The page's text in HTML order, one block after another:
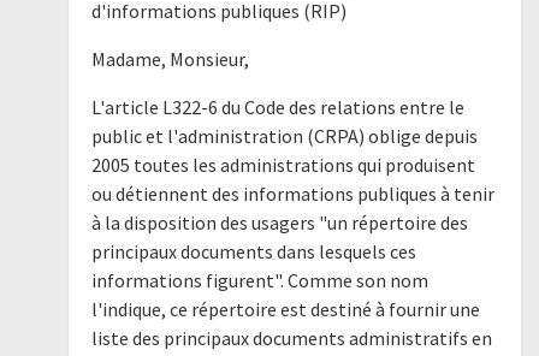
d'informations publiques (RIP)
Madame, Monsieur,
L'article L322-6 du Code des relations entre le
public et l'administration (CRPA) oblige depuis
2005 toutes les administrations qui produisent
ou détiennent des informations publiques à tenir
à la disposition des usagers "un répertoire des
principaux documents dans lesquels ces
informations figurent". Comme son nom
l'indique, ce répertoire est destiné à fournir une
liste des principaux documents administratifs en